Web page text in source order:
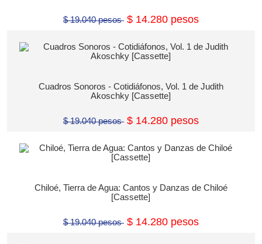
$ 19.040 pesos $ 14.280 pesos
Cuadros Sonoros - Cotidiáfonos, Vol. 1 de Judith
Akoschky [Cassette]
$ 19.040 pesos $ 14.280 pesos
Chiloé, Tierra de Agua: Cantos y Danzas de Chiloé
[Cassette]
$ 19.040 pesos $ 14.280 pesos